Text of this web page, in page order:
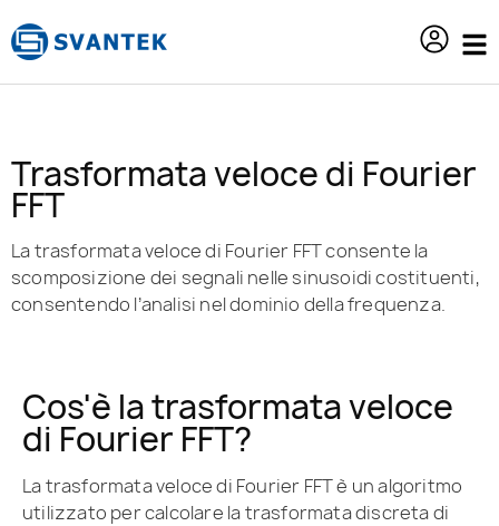
Trasformata veloce di Fourier
FFT
La trasformata veloce di Fourier FFT consente la
scomposizione dei segnali nelle sinusoidi costituenti,
consentendo l’analisi nel dominio della frequenza.
Cos'è la trasformata veloce
di Fourier FFT?
La trasformata veloce di Fourier FFT è un algoritmo
utilizzato per calcolare la trasformata discreta di